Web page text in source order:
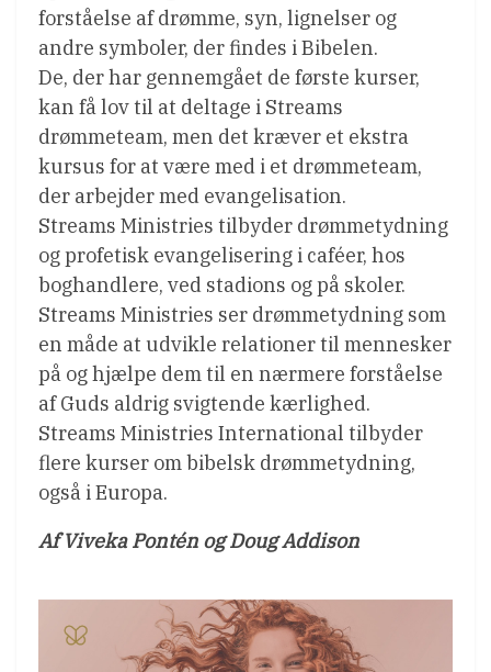
forståelse af drømme, syn, lignelser og
andre symboler, der findes i Bibelen.
De, der har gennemgået de første kurser,
kan få lov til at deltage i Streams
drømmeteam, men det kræver et ekstra
kursus for at være med i et drømmeteam,
der arbejder med evangelisation.
Streams Ministries tilbyder drømmetydning
og profetisk evangelisering i caféer, hos
boghandlere, ved stadions og på skoler.
Streams Ministries ser drømmetydning som
en måde at udvikle relationer til mennesker
på og hjælpe dem til en nærmere forståelse
af Guds aldrig svigtende kærlighed.
Streams Ministries International tilbyder
flere kurser om bibelsk drømmetydning,
også i Europa.
Af Viveka Pontén og Doug Addison